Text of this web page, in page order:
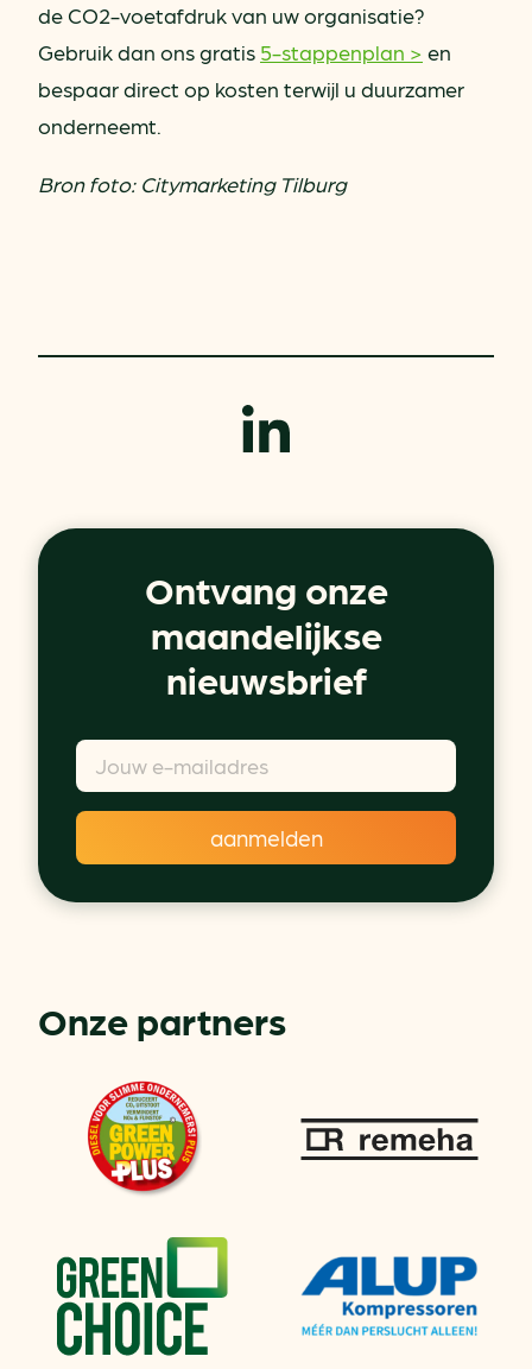
de CO2-voetafdruk van uw organisatie?
Gebruik dan ons gratis 5-stappenplan > en
bespaar direct op kosten terwijl u duurzamer
onderneemt.
Bron foto: Citymarketing Tilburg
Ontvang onze
maandelijkse
nieuwsbrief
Onze partners